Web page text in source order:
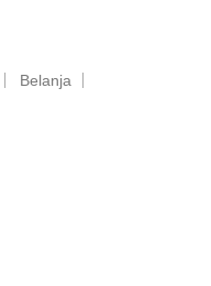
Belanja